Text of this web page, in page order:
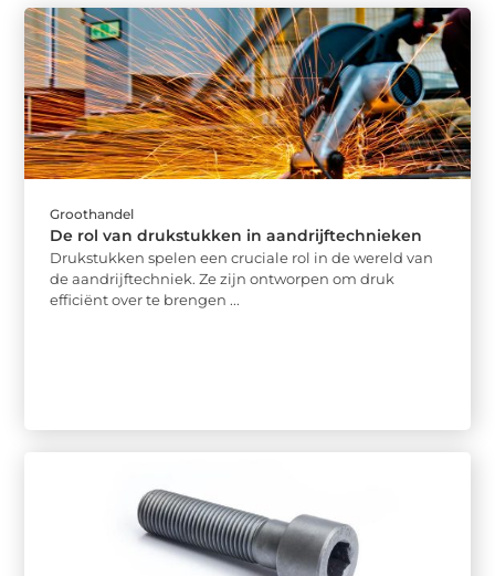
Groothandel
De rol van drukstukken in aandrijftechnieken
Drukstukken spelen een cruciale rol in de wereld van
de aandrijftechniek. Ze zijn ontworpen om druk
efficiënt over te brengen ...